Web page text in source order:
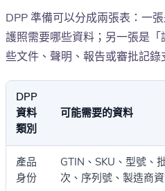
DPP 準備可以分成兩張表：一
護照需要哪些資料；另一張是
些文件、聲明、報告或審批記錄
DPP
資料
類別
可能需要的資料
產品
身份
GTIN、SKU、型號、
次、序列號、製造商